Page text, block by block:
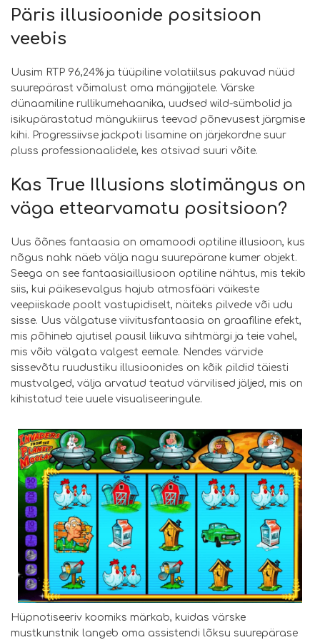
Päris illusioonide positsioon
veebis
Uusim RTP 96,24% ja tüüpiline volatiilsus pakuvad nüüd
suurepärast võimalust oma mängijatele. Värske
dünaamiline rullikumehaanika, uudsed wild-sümbolid ja
isikupärastatud mängukiirus teevad põnevusest järgmise
kihi. Progressiivse jackpoti lisamine on järjekordne suur
pluss professionaalidele, kes otsivad suuri võite.
Kas True Illusions slotimängus on
väga ettearvamatu positsioon?
Uus õõnes fantaasia on omamoodi optiline illusioon, kus
nõgus nahk näeb välja nagu suurepärane kumer objekt.
Seega on see fantaasiaillusioon optiline nähtus, mis tekib
siis, kui päikesevalgus hajub atmosfääri väikeste
veepiiskade poolt vastupidiselt, näiteks pilvede või udu
sisse. Uus välgatuse viivitusfantaasia on graafiline efekt,
mis põhineb ajutisel pausil liikuva sihtmärgi ja teie vahel,
mis võib välgata valgest eemale. Nendes värvide
sissevõtu ruudustiku illusioonides on kõik pildid täiesti
mustvalged, välja arvatud teatud värvilised jäljed, mis on
kihistatud teie uuele visualiseeringule.
Hüpnotiseeriv koomiks märkab, kuidas värske
mustkunstnik langeb oma assistendi lõksu suurepärase